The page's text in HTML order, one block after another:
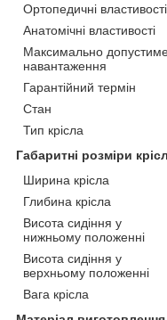
Ортопедичні властивості
Анатомічні властивості
Максимально
навантаження
Гарантійний термін
Стан
Тип крісла
Габаритні розміри
Ширина крісла
Глибина крісла
Висота сидіння у
нижньому положенні
Висота сидіння у
верхньому положенні
Вага крісла